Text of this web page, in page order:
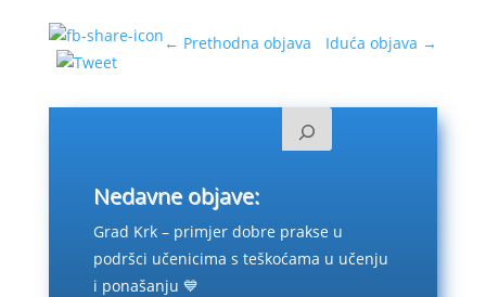
← Prethodna objava Iduća objava →
Nedavne objave:
Grad Krk – primjer dobre prakse u
podršci učenicima s teškoćama u učenju
i ponašanju 💙